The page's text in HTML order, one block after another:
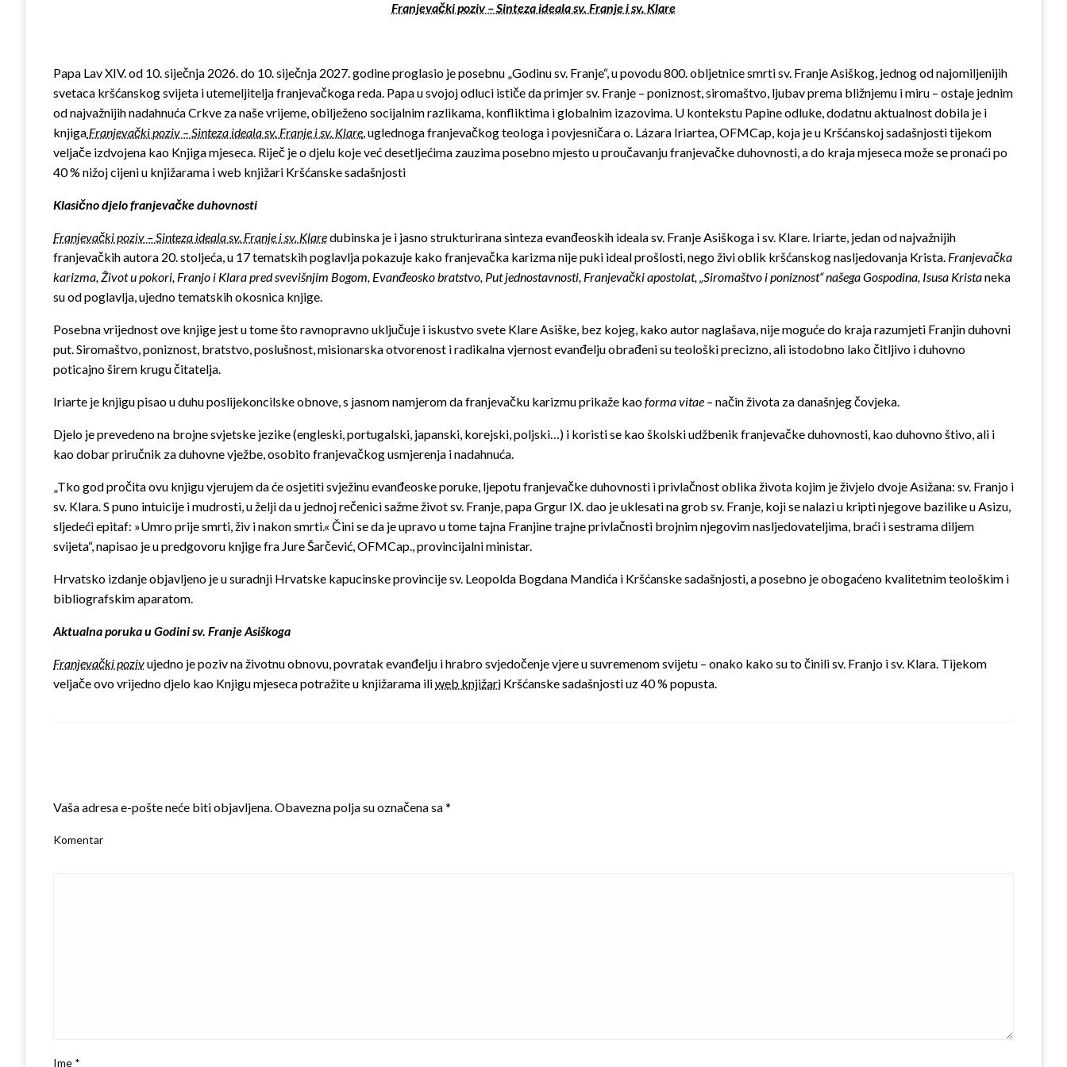
Franjevački poziv – Sinteza ideala sv. Franje i sv. Klare
Papa Lav XIV. od 10. siječnja 2026. do 10. siječnja 2027. godine proglasio je posebnu „Godinu sv. Franje“, u povodu 800. obljetnice smrti sv. Franje Asiškog, jednog od najomiljenijih
svetaca kršćanskog svijeta i utemeljitelja franjevačkoga reda. Papa u svojoj odluci ističe da primjer sv. Franje – poniznost, siromaštvo, ljubav prema bližnjemu i miru – ostaje jednim
od najvažnijih nadahnuća Crkve za naše vrijeme, obilježeno socijalnim razlikama, konfliktima i globalnim izazovima. U kontekstu Papine odluke, dodatnu aktualnost dobila je i
knjiga Franjevački poziv – Sinteza ideala sv. Franje i sv. Klare, uglednoga franjevačkog teologa i povjesničara o. Lázara Iriartea, OFMCap, koja je u Kršćanskoj sadašnjosti tijekom
veljače izdvojena kao Knjiga mjeseca. Riječ je o djelu koje već desetljećima zauzima posebno mjesto u proučavanju franjevačke duhovnosti, a do kraja mjeseca može se pronaći po
40 % nižoj cijeni u knjižarama i web knjižari Kršćanske sadašnjosti
Klasično djelo franjevačke duhovnosti
Franjevački poziv – Sinteza ideala sv. Franje i sv. Klaredubinska je i jasno strukturirana sinteza evanđeoskih ideala sv. Franje Asiškoga i sv. Klare. Iriarte, jedan od najvažnijih
franjevačkih autora 20. stoljeća, u 17 tematskih poglavlja pokazuje kako franjevačka karizma nije puki ideal prošlosti, nego živi oblik kršćanskog nasljedovanja Krista. Franjevačka
karizma, Život u pokori, Franjo i Klara pred svevišnjim Bogom, Evanđeosko bratstvo, Put jednostavnosti, Franjevački apostolat, „Siromaštvo i poniznost“ našega Gospodina, Isusa Kristaneka
su od poglavlja, ujedno tematskih okosnica knjige.
Posebna vrijednost ove knjige jest u tome što ravnopravno uključuje i iskustvo svete Klare Asiške, bez kojeg, kako autor naglašava, nije moguće do kraja razumjeti Franjin duhovni
put. Siromaštvo, poniznost, bratstvo, poslušnost, misionarska otvorenost i radikalna vjernost evanđelju obrađeni su teološki precizno, ali istodobno lako čitljivo i duhovno
poticajno širem krugu čitatelja.
Iriarte je knjigu pisao u duhu poslijekoncilske obnove, s jasnom namjerom da franjevačku karizmu prikaže kaoforma vitae – način života za današnjeg čovjeka.
Djelo je prevedeno na brojne svjetske jezike (engleski, portugalski, japanski, korejski, poljski…) i koristi se kao školski udžbenik franjevačke duhovnosti, kao duhovno štivo, ali i
kao dobar priručnik za duhovne vježbe, osobito franjevačkog usmjerenja i nadahnuća.
„Tko god pročita ovu knjigu vjerujem da će osjetiti svježinu evanđeoske poruke, ljepotu franjevačke duhovnosti i privlačnost oblika života kojim je živjelo dvoje Asižana: sv. Franjo i
sv. Klara. S puno intuicije i mudrosti, u želji da u jednoj rečenici sažme život sv. Franje, papa Grgur IX. dao je uklesati na grob sv. Franje, koji se nalazi u kripti njegove bazilike u Asizu,
sljedeći epitaf: »Umro prije smrti, živ i nakon smrti.« Čini se da je upravo u tome tajna Franjine trajne privlačnosti brojnim njegovim nasljedovateljima, braći i sestrama diljem
svijeta“, napisao je u predgovoru knjige fra Jure Šarčević, OFMCap., provincijalni ministar.
Hrvatsko izdanje objavljeno je u suradnji Hrvatske kapucinske provincije sv. Leopolda Bogdana Mandića i Kršćanske sadašnjosti, a posebno je obogaćeno kvalitetnim teološkim i
bibliografskim aparatom.
Aktualna poruka u Godini sv. Franje Asiškoga
Franjevački pozivujedno je poziv na životnu obnovu, povratak evanđelju i hrabro svjedočenje vjere u suvremenom svijetu – onako kako su to činili sv. Franjo i sv. Klara. Tijekom
veljače ovo vrijedno djelo kao Knjigu mjeseca potražite u knjižarama iliweb knjižari Kršćanske sadašnjosti uz 40 % popusta.
Vaša adresa e-pošte neće biti objavljena.Obavezna polja su označena sa*
Komentar
Ime *